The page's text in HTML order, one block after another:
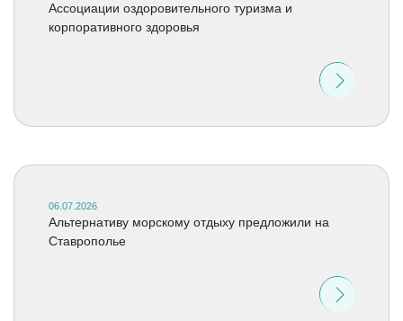
Ассоциации оздоровительного туризма и
корпоративного здоровья
06.07.2026
Альтернативу морскому отдыху предложили на
Ставрополье